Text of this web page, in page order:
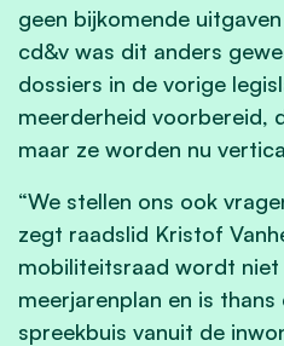
geen bijkomende
cd&v was dit anders
dossiers in de vorige
meerderheid voorbereid,
maar ze worden nu
“We stellen ons ook
zegt raadslid Kristof
mobiliteitsraad wordt niet
meerjarenplan en is thans
spreekbuis vanuit de